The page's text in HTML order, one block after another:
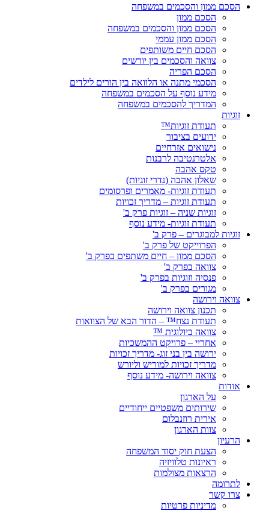
הסכם ממון והסכמים במשפחה
הסכם ממון
הסכם ממון והסכמים במשפחה
הסכם ממון עממי
הסכם חיים משותפים
צוואה והסכמים בין יורשים
הסכם הפריה
הסכמי מתנה או הלוואה בין הורים לילדים
מידע נוסף על הסכמים במשפחה
המדריך להסכמים במשפחה
זוגיות
תעודת זוגיות™
ידועים בציבור
נישואים אזרחיים
אלטרנטיבה לרבנות
טקס אהבה
שאלון אהבה (נדרי זוגיות)
תעודת זוגיות- מאמרים ופרסומים
תעודת זוגיות – מדריך זכויות
זוגיות שניה – זוגיות פרק ב'
תעודת זוגיות- מידע נוסף
זוגיות למבוגרים – פרק ב'
הפרוייקט של פרק ב'
הסכם ממון – חיים משתפים בפרק ב'
צוואה בפרק ב'
פנסיה וזוגיות בפרק ב'
מגורים בפרק ב'
צוואה וירושה
תכנון צוואה וירושה
תעודת נצח™ – הדור הבא של הצוואות
צוואה ביולוגית ™
אחריי – פרויקט ההמשכיות
ירושה בין בני זוג- מדריך זכויות
מדריך זכויות למוריש וליורש
צוואה וירושה- מידע נוסף
אודות
על הארגון
שירותים משפטיים ייחודיים
אירית רוזנבלום
צוות הארגון
הרעיון
הצעת חוק יסוד המשפחה
ראיונות טלוויזיה
הרצאות מצולמות
לתרומה
צרו קשר
מדיניות פרטיות